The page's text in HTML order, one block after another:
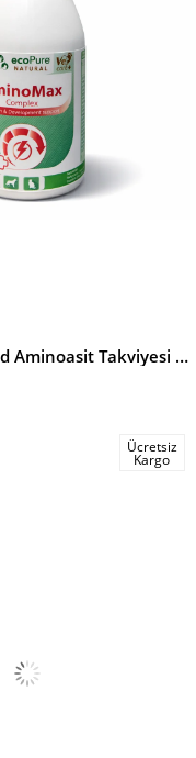
AminoMax® Liquid Aminoasit Takviyesi Dog & Cat 100ml
Ücretsiz
Kargo